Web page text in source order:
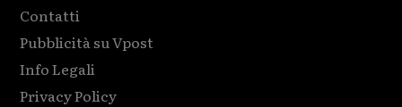
Contatti
Pubblicità su Vpost
Info Legali
Privacy Policy